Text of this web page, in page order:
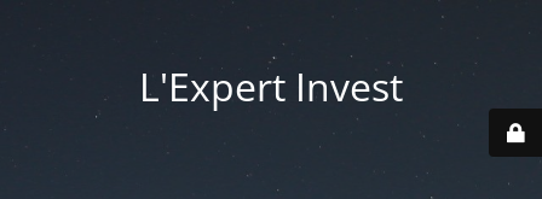
L'Expert Invest